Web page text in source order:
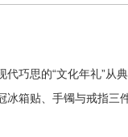
巧思的“文化年礼”从
箱贴、手镯与戒指三